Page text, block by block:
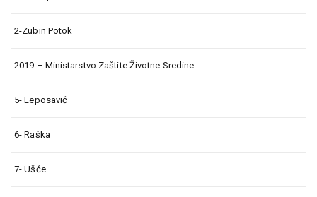
2-Zubin Potok
2019 – Ministarstvo Zaštite Životne Sredine
5- Leposavić
6- Raška
7- Ušće